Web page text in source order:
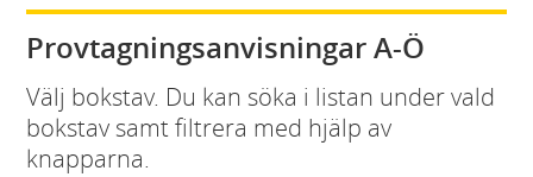
Provtagningsanvisningar A-Ö
Välj bokstav. Du kan söka i listan under vald
bokstav samt filtrera med hjälp av
knapparna.